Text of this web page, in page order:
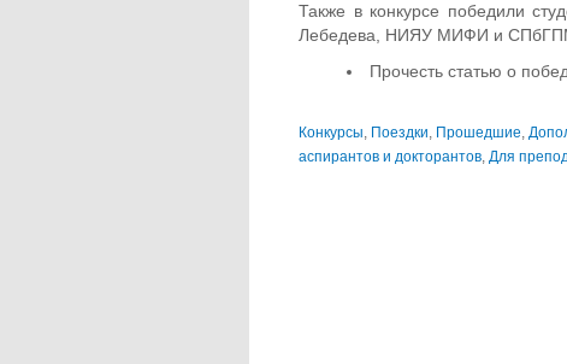
Также в конкурсе победили
Лебедева, НИЯУ МИФИ и
Прочесть статью о
Конкурсы, Поездки, Прошедшие,
аспирантов и докторантов, Для